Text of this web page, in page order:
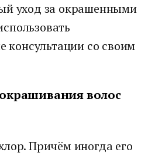
уход за окрашенными
консультации со своим
волос
Причём иногда его